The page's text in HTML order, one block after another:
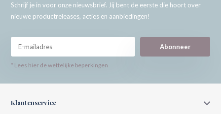
Schrijf je in voor onze nieuwsbrief. Jij bent de eerste die hoort over
nieuwe productreleases, acties en aanbiedingen!
Abonneer
* Lees hier de wettelijke beperkingen
Klantenservice